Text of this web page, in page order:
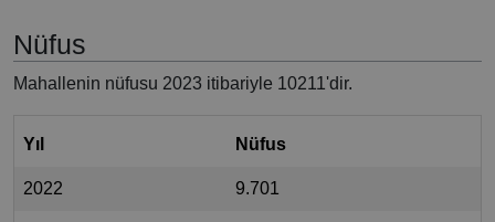
Nüfus
Mahallenin nüfusu 2023 itibariyle 10211'dir.
Yıl Nüfus
2022 9.701